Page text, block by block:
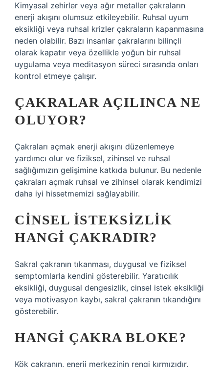
Kimyasal zehirler veya ağır metaller çakraların
enerji akışını olumsuz etkileyebilir. Ruhsal uyum
eksikliği veya ruhsal krizler çakraların kapanmasına
neden olabilir. Bazı insanlar çakralarını bilinçli
olarak kapatır veya özellikle yoğun bir ruhsal
uygulama veya meditasyon süreci sırasında onları
kontrol etmeye çalışır.
ÇAKRALAR AÇILINCA NE
OLUYOR?
Çakraları açmak enerji akışını düzenlemeye
yardımcı olur ve fiziksel, zihinsel ve ruhsal
sağlığımızın gelişimine katkıda bulunur. Bu nedenle
çakraları açmak ruhsal ve zihinsel olarak kendimizi
daha iyi hissetmemizi sağlayabilir.
CINSEL ISTEKSIZLIK
HANGI ÇAKRADIR?
Sakral çakranın tıkanması, duygusal ve fiziksel
semptomlarla kendini gösterebilir. Yaratıcılık
eksikliği, duygusal dengesizlik, cinsel istek eksikliği
veya motivasyon kaybı, sakral çakranın tıkandığını
gösterebilir.
HANGI ÇAKRA BLOKE?
Kök çakranın, enerji merkezinin rengi kırmızıdır.